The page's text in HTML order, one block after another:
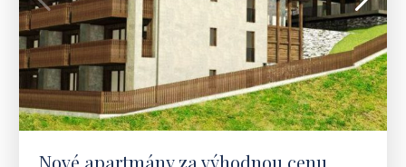
Nové apartmány za výhodnou cenu